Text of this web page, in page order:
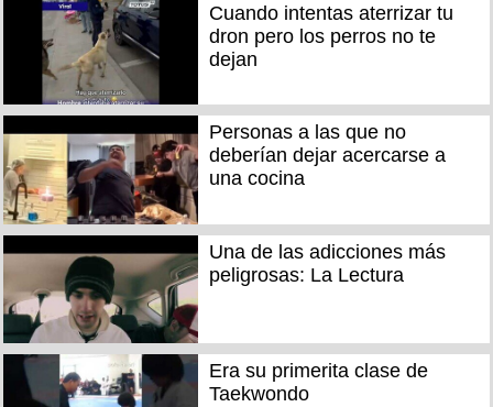
Cuando intentas aterrizar tu
dron pero los perros no te
dejan
Personas a las que no
deberían dejar acercarse a
una cocina
Una de las adicciones más
peligrosas: La Lectura
Era su primerita clase de
Taekwondo